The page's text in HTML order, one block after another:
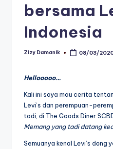
bersama
Indonesia
Posted
Zizy Damanik 08/03/
Hellooooo…
Kali ini saya mau cerita
Levi’s dan perempuan-
tadi, di The Goods Diner
Memang yang tadi datang
Semuanya kenal Levi’s dong